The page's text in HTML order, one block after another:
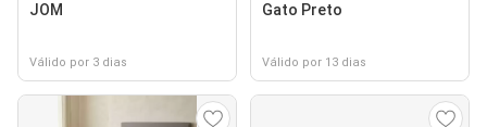
JOM
Válido por 3 dias
Gato Preto
Válido por 13 dias